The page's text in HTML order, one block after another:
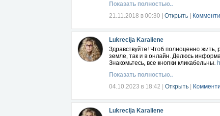
Показать полностью..
21.11.2018 в 00:30
Открыть
Lukrecija Karaliene
Здравствуйте! Чтоб полноценно
земле, так и в онлайн. Делюсь
Знакомьтесь, все кнопки кликабельны.
Показать полностью..
04.10.2023 в 18:42
Открыть
Lukrecija Karaliene